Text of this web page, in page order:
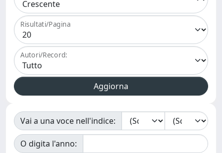
Risultati/Pagina
Autori/Record:
Vai a una voce nell'indice:
O digita l'anno: